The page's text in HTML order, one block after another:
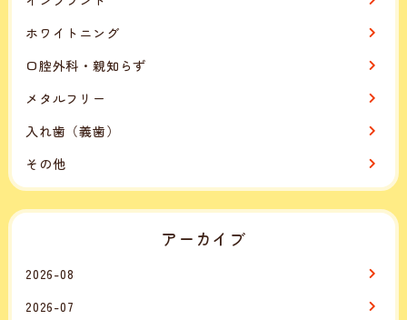
ホワイトニング
口腔外科・親知らず
メタルフリー
入れ歯（義歯）
その他
アーカイブ
2026-08
2026-07